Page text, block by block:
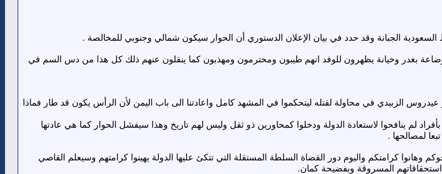
الجبانة وقد حدد في بيان الإعلان الدستوري أن الحوار سيكون شمالي وجنوبي للمخالصة .
بغدر وخيانة يظهرون للوفد انهم طيبون ومحترمون ومهذبون كما ينقلون عنهم ذلك كل هذا من دس السم في
عيدروس الزبيدي في محاولة لقتله ليتحكموا في المشهد كامل واعادتنا الى باب اليمن لأن الرأس يكون قد طار فماذا
بأفراد لم ينافحوا لاستعادة الدولة ودخلوا كمحاورين ذو ثقل وليس لهم تاريخ وهذا سيفشل الحوار كما هي عادتها
لمصالحها .
وهانوا كرامتكم واليوم دور القضاة السلطة المستقلة التي تتكئ عليها الدولة يهينوا كرامتهم وسيعلم القاصي
استحقاقاتهم المسروقة وبفضيحة كمان.